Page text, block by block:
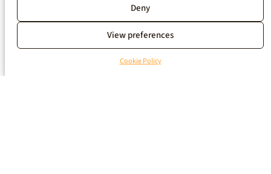
Deny
View preferences
Cookie Policy